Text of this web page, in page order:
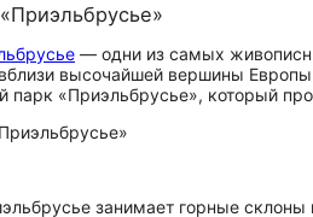
— одни из самых
высочайшей вершины
парк «Приэльбрусье», который
занимает горные